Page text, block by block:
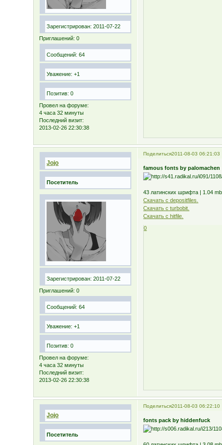
Зарегистрирован: 2011-07-22
Приглашений: 0
Сообщений: 64
Уважение: +1
Позитив: 0
Провел на форуме:
4 часа 32 минуты
Последний визит:
2013-02-26 22:30:38
Поделиться2011-08-03 06:21:03
Jojo
Посетитель
Зарегистрирован: 2011-07-22
Приглашений: 0
Сообщений: 64
Уважение: +1
Позитив: 0
Провел на форуме:
4 часа 32 минуты
Последний визит:
2013-02-26 22:30:38
famous fonts by palomachen
43 латинских шрифта | 1.04 mb
Скачать с depositfiles.
Скачать с turbobit.
Скачать с hitfile.
0
Поделиться2011-08-03 06:22:10
Jojo
Посетитель
fonts pack by hiddenfuck